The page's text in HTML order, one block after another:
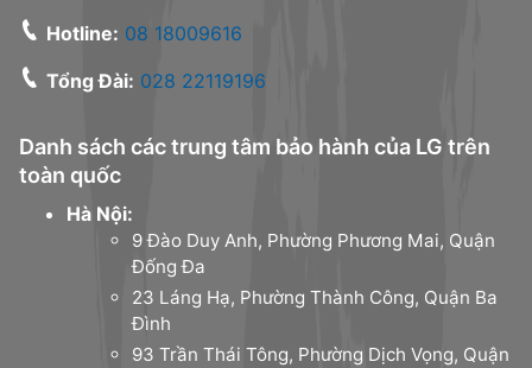
Hotline: 08 18009616
Tổng Đài: 028 22119196
Danh sách các trung tâm bảo hành của LG trên
toàn quốc
Hà Nội:
9 Đào Duy Anh, Phường Phương Mai, Quận
Đống Đa
23 Láng Hạ, Phường Thành Công, Quận Ba
Đình
93 Trần Thái Tông, Phường Dịch Vọng, Quận